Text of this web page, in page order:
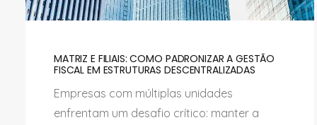
MATRIZ E FILIAIS: COMO PADRONIZAR A GESTÃO
FISCAL EM ESTRUTURAS DESCENTRALIZADAS
Empresas com múltiplas unidades
enfrentam um desafio crítico: manter a